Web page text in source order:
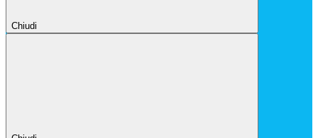
Chiudi